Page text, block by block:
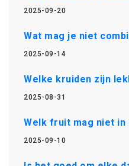
2025-09-20
Wat mag je niet
2025-09-14
Welke kruiden zijn
2025-08-31
Welk fruit mag niet in
2025-09-10